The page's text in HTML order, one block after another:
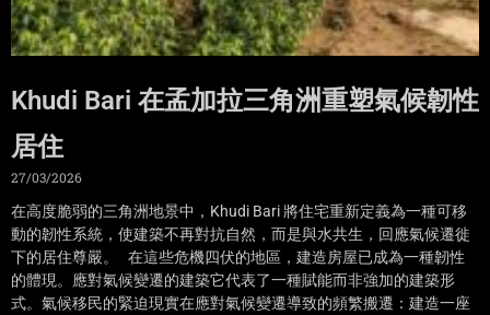
Khudi Bari 在孟加拉三角洲重塑氣候韌性
居住
27/03/2026
在高度脆弱的三角洲地景中，Khudi Bari 將住宅重新定義為一種可移
動的韌性系統，使建築不再對抗自然，而是與水共生，回應氣候遷徙
下的居住尊嚴。 在這些危機四伏的地區，建造房屋已成為一種韌性
的體現。應對氣候變遷的建築它代表了一種賦能而非強加的建築形
式。氣候移民的緊迫現實在應對氣候變遷導致的頻繁搬遷：建造一座